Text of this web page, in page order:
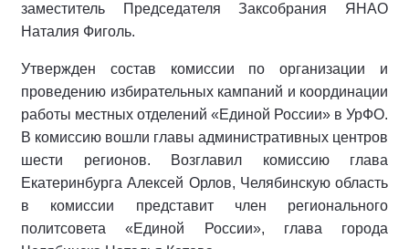
заместитель Председателя Заксобрания ЯНАО
Наталия Фиголь.
Утвержден состав комиссии по организации и
проведению избирательных кампаний и координации
работы местных отделений «Единой России» в УрФО.
В комиссию вошли главы административных центров
шести регионов. Возглавил комиссию глава
Екатеринбурга Алексей Орлов, Челябинскую область
в комиссии представит член регионального
политсовета «Единой России», глава города